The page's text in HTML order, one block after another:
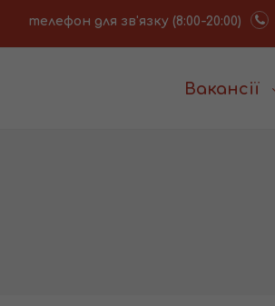
телефон для зв'язку (8:00-20:00)
Вакансії